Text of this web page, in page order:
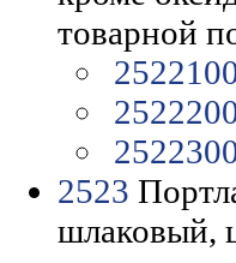
товарной
2523
шлаковый,